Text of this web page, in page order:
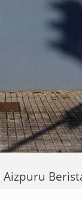
Aizpuru